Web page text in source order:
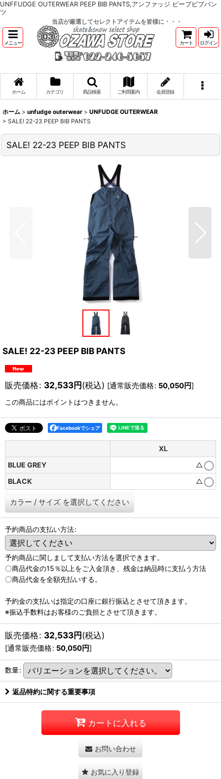
UNFFUDGE OUTERWEAR PEEP BIB PANTS,アンファッジ ピープビブパン
ツ
当店が厳選してセレクトアイテムを皆様に・・・
メニュー カート ログイン
ホーム カテゴリ 商品検索 ご利用案内 会員登録
ホーム > unfudge outerwear > UNFUDGE OUTERWEAR
> SALE! 22-23 PEEP BIB PANTS
SALE! 22-23 PEEP BIB PANTS
SALE! 22-23 PEEP BIB PANTS
販売価格: 32,533円(税込) [通常販売価格: 50,050円]
この商品にはポイントはつきません。
Facebookでシェア
XL
BLUE GREY
△
BLACK
△
カラー / サイズ を選択してください
予約商品の支払い方法:
予約商品に関しまして支払い方法を選択できます。
〇商品代金の15％以上をご入金頂き、残金は納品時に支払う方法
〇商品代金を全額先払いする。
予約金の支払いは指定の口座に銀行振込とさせて頂きます。
※振込手数料はお客様のご負担とさせて頂きます。
販売価格: 32,533円(税込)
[通常販売価格: 50,050円]
数量:
返品特約に関する重要事項
カートに入れる
お問い合わせ
お気に入り登録